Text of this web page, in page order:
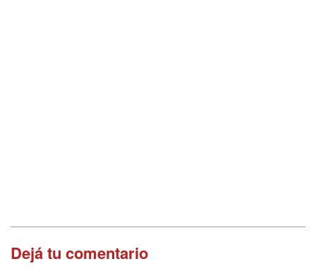
Dejá tu comentario